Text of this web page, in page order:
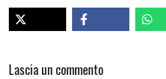
Lascia un commento